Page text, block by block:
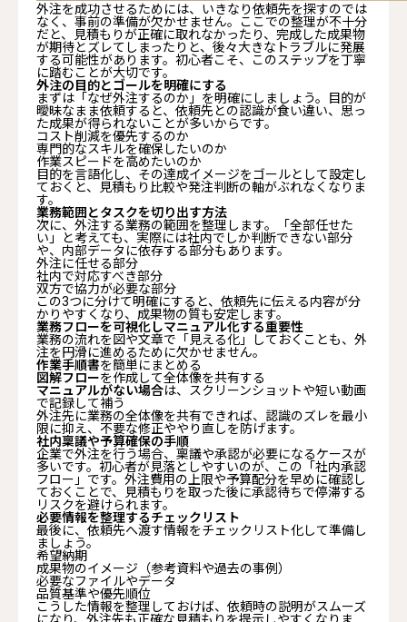
外注を成功させるためには、いきなり依頼先を探すのでは
なく、事前の準備が欠かせません。ここでの整理が不十分
だと、見積もりが正確に取れなかったり、完成した成果物
が期待とズレてしまったりと、後々大きなトラブルに発展
する可能性があります。初心者こそ、このステップを丁寧
に踏むことが大切です。
外注の目的とゴールを明確にする
まずは「なぜ外注するのか」を明確にしましょう。目的が
曖昧なまま依頼すると、依頼先との認識が食い違い、思っ
た成果が得られないことが多いからです。
コスト削減を優先するのか
専門的なスキルを確保したいのか
作業スピードを高めたいのか
目的を言語化し、その達成イメージをゴールとして設定し
ておくと、見積もり比較や発注判断の軸がぶれなくなりま
す。
業務範囲とタスクを切り出す方法
次に、外注する業務の範囲を整理します。「全部任せた
い」と考えても、実際には社内でしか判断できない部分
や、内部データに依存する部分もあります。
外注に任せる部分
社内で対応すべき部分
双方で協力が必要な部分
この3つに分けて明確にすると、依頼先に伝える内容が分
かりやすくなり、成果物の質も安定します。
業務フローを可視化しマニュアル化する重要性
業務の流れを図や文章で「見える化」しておくことも、外
注を円滑に進めるために欠かせません。
作業手順書を簡単にまとめる
図解フローを作成して全体像を共有する
マニュアルがない場合は、スクリーンショットや短い動画
で記録して補う
外注先に業務の全体像を共有できれば、認識のズレを最小
限に抑え、不要な修正ややり直しを防げます。
社内稟議や予算確保の手順
企業で外注を行う場合、稟議や承認が必要になるケースが
多いです。初心者が見落としやすいのが、この「社内承認
フロー」です。外注費用の上限や予算配分を早めに確認し
ておくことで、見積もりを取った後に承認待ちで停滞する
リスクを避けられます。
必要情報を整理するチェックリスト
最後に、依頼先へ渡す情報をチェックリスト化して準備し
ましょう。
希望納期
成果物のイメージ（参考資料や過去の事例）
必要なファイルやデータ
品質基準や優先順位
こうした情報を整理しておけば、依頼時の説明がスムーズ